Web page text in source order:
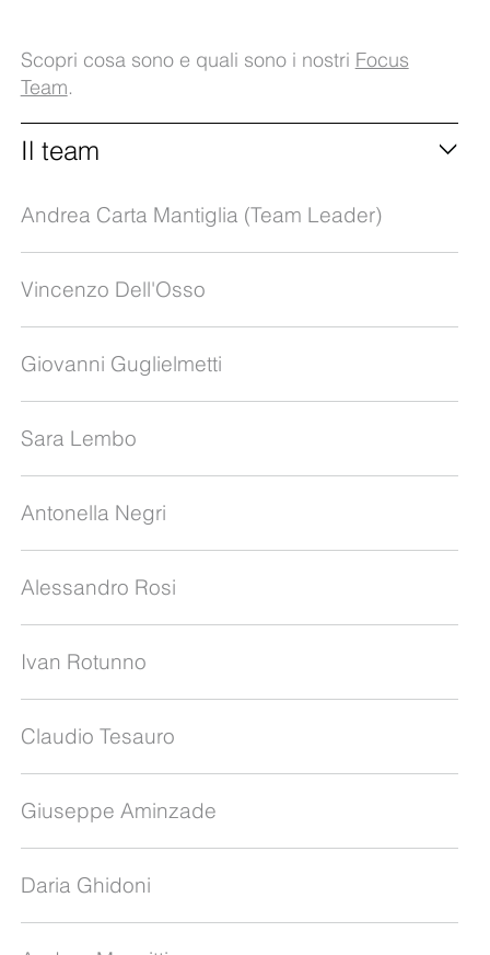
Scopri cosa sono e quali sono i nostri Focus
Team.
Il team
Andrea Carta Mantiglia (Team Leader)
Vincenzo Dell'Osso
Giovanni Guglielmetti
Sara Lembo
Antonella Negri
Alessandro Rosi
Ivan Rotunno
Claudio Tesauro
Giuseppe Aminzade
Daria Ghidoni